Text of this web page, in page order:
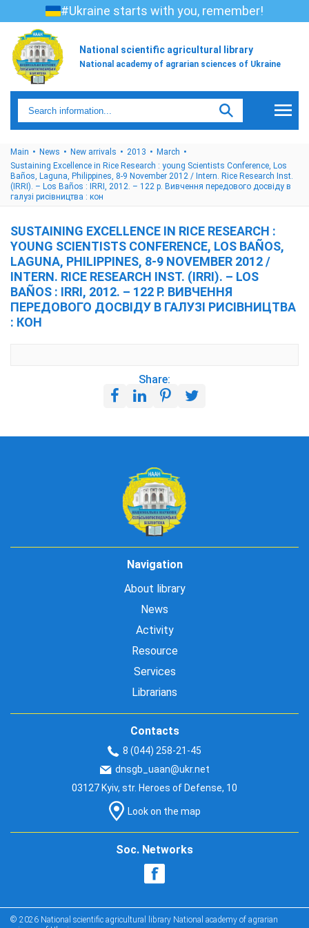
#Ukraine starts with you, remember!
National scientific agricultural library
National academy of agrarian sciences of Ukraine
Main News New arrivals 2013
March
Sustaining Excellence in Rice Research : young Scientists Conference, Los
Baños, Laguna, Philippines, 8-9 November 2012 / Intern. Rice Research Inst.
(IRRI). – Los Baños : IRRI, 2012. – 122 p. Вивчення передового досвіду в
галузі рисівництва : кон
SUSTAINING EXCELLENCE IN RICE RESEARCH :
YOUNG SCIENTISTS CONFERENCE, LOS BAÑOS,
LAGUNA, PHILIPPINES, 8-9 NOVEMBER 2012 /
INTERN. RICE RESEARCH INST. (IRRI). – LOS
BAÑOS : IRRI, 2012. – 122 P. ВИВЧЕННЯ
ПЕРЕДОВОГО ДОСВІДУ В ГАЛУЗІ РИСІВНИЦТВА
: КОН
Share:
Navigation
About library
News
Activity
Resource
Services
Librarians
Contacts
8 (044) 258-21-45
dnsgb_uaan@ukr.net
03127 Kyiv, str. Heroes of Defense, 10
Look on the map
Soc. Networks
© 2026 National scientific agricultural library National academy of agrarian